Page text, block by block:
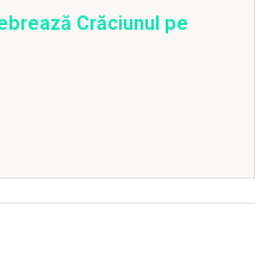
Crăciunul pe